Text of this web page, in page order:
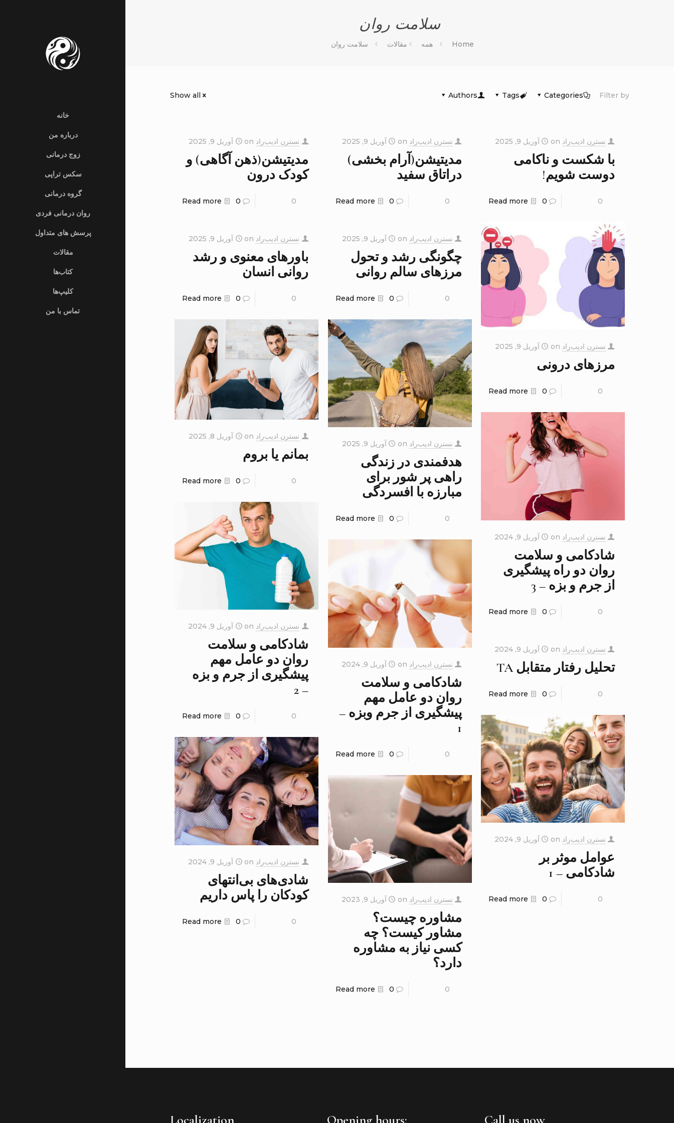
خانه
درباره من
زوج درمانی
سکس تراپی
گروه درمانی
روان درمانی فردی
پرسش های متداول
مقالات
کتاب‌ها
کلیپ‌ها
تماس با من
سلامت روان
Home همه مقالات سلامت روان
Filter by
Categories
Tags
Authors
Show all
نسترن ادیب‌راد on آوریل 9, 2025
با شکست و ناکامی
دوست شویم!
0
0
Read more
نسترن ادیب‌راد on آوریل 9, 2025
مدیتیشن(آرام بخشی)
دراتاق سفید
0
0
Read more
نسترن ادیب‌راد on آوریل 9, 2025
مدیتیشن(ذهن آگاهی) و
کودک درون
0
0
Read more
نسترن ادیب‌راد on آوریل 9, 2025
مرزهای درونی
0
0
Read more
نسترن ادیب‌راد on آوریل 9, 2025
چگونگی رشد و تحول
مرزهای سالم روانی
0
0
Read more
نسترن ادیب‌راد on آوریل 9, 2025
باورهای معنوی و رشد
روانی انسان
0
0
Read more
نسترن ادیب‌راد on آوریل 9, 2025
هدفمندی در زندگی
راهی پر شور برای
مبارزه با افسردگی
0
0
Read more
نسترن ادیب‌راد on آوریل 8, 2025
بمانم یا بروم
0
0
Read more
نسترن ادیب‌راد on آوریل 9, 2024
شادکامی و سلامت
روان دو راه پیشگیری
از جرم و بزه – 3
0
0
Read more
نسترن ادیب‌راد on آوریل 9, 2024
شادکامی و سلامت
روان دو عامل مهم
پیشگیری از جرم و بزه
– 2
0
0
Read more
نسترن ادیب‌راد on آوریل 9, 2024
شادکامی و سلامت
روان دو عامل مهم
پیشگیری از جرم وبزه –
1
0
0
Read more
نسترن ادیب‌راد on آوریل 9, 2024
تحلیل رفتار متقابل TA
0
0
Read more
نسترن ادیب‌راد on آوریل 9, 2024
عوامل موثر بر
شادکامی – 1
0
0
Read more
نسترن ادیب‌راد on آوریل 9, 2024
شادی‌های بی‌انتهای
کودکان را پاس داریم
0
0
Read more
نسترن ادیب‌راد on آوریل 9, 2023
مشاوره چیست؟
مشاور کیست؟ چه
کسی نیاز به مشاوره
دارد؟
0
0
Read more
Call us now
Opening hours:
Localization